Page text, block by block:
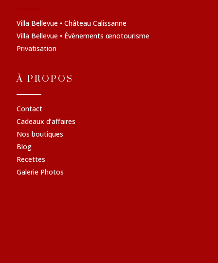
Villa Bellevue • Château Calissanne
Villa Bellevue • Évènements œnotourisme
Privatisation
À PROPOS
Contact
Cadeaux d’affaires
Nos boutiques
Blog
Recettes
Galerie Photos